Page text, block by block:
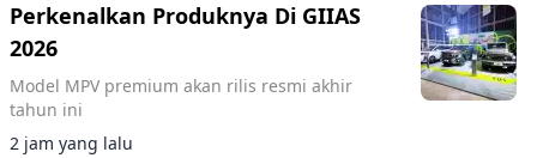
Perkenalkan Produknya Di GIIAS
2026
Model MPV premium akan rilis resmi akhir
tahun ini
2 jam yang lalu